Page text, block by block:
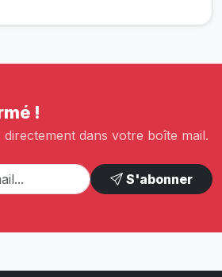
!
dans votre boîte mail.
S'abonner